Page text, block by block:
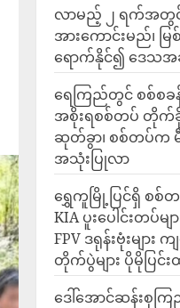
လာမည့် ၂ ရက်အတွ
အားကောင်းမည်၊ မ
ရောက်နိုင်၍ ဒေသအ
ရေကြည်တွင် စစ်စ
အစိုးရစစ်တပ် တိုက်ခို
ဆုတ်ခွာ၊ စစ်တပ်က မီး
အသုံးပြုလာ
ရွှေကူမြို့ပြင်ရှိ စစ်တ
KIA ပူးပေါင်းတပ်
FPV ဒရုန်းဗုံးများ
တိုက်ပွဲများ ပိုမိုပြင်
ဒေါ်အောင်ဆန်းစုက